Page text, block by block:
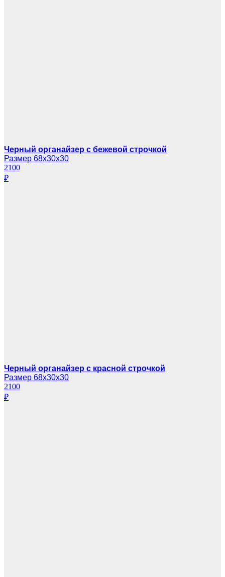
Черный органайзер с бежевой строчкой
Размер 68х30х30
2100
₽
Черный органайзер с красной строчкой
Размер 68х30х30
2100
₽